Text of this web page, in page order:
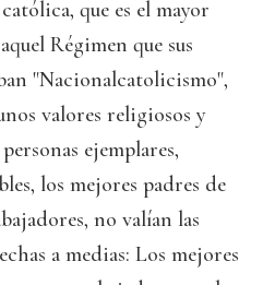
que es el mayor
Régimen que sus
"Nacionalcatolicismo",
valores religiosos y
ejemplares,
los mejores padres de
no valían las
a medias: Los mejores